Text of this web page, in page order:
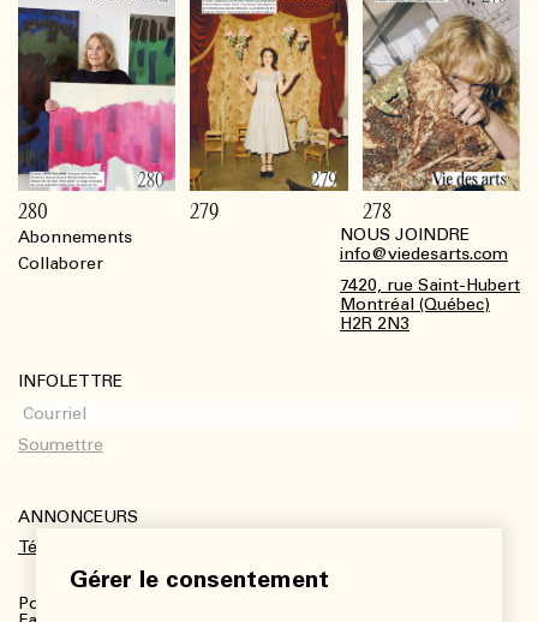
Gérer le consentement
Abonnements
Collaborer
NOUS JOINDRE
info@viedesarts.com
7420, rue Saint-Hubert
Montréal (Québec)
H2R 2N3
INFOLETTRE
ANNONCEURS
Télécharger le kit média
Pour plus de renseignements :
280 279 278